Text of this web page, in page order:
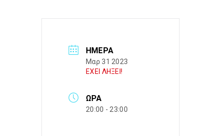
ΗΜΈΡΑ
Μαρ 31 2023
ΕΧΕΙ ΛΗΞΕΙ!
ΏΡΑ
20:00 - 23:00